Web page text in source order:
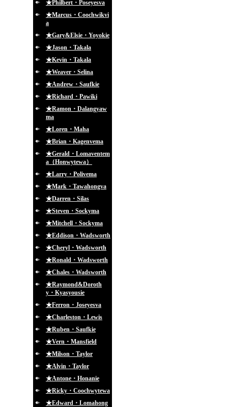
★Philbert・Poseyesva
★Marcus・Coochwikvi
a
★Gary&Elsie・Yoyokie
★Jason・Takala
★Kevin・Takala
★Weaver・Selina
★Andrew・Saufkie
★Richard・Pawiki
★Ramon・Dalangyaw
ma
★Loren・Maha
★Brian・Kagenvema
★Gerald・Lomaventem
a（Honwytewa）
★Larry・Polivema
★Mark・Tawahongva
★Darren・Silas
★Steven・Sockyma
★Mitchell・Sockyma
★Eddison・Wadsworth
★Cheryl・Wadsworth
★Ronald・Wadsworth
★Chales・Wadsworth
★Raymond&Doroth
y・Kyasyousie
★Ferron・Joseyesva
★Charleston・Lewis
★Ruben・Saufkie
★Vern・Mansfield
★Milson・Taylor
★Alvin・Taylor
★Antone・Honanie
★Ricky・Coochwytewa
★Edward・Lomahong